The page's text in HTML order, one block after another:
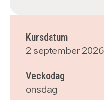
Kursdatum
2 september 2026
Veckodag
onsdag